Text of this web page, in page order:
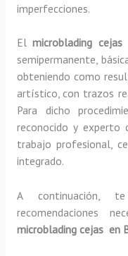
imperfecciones.
Elmicroblading
semipermanente,
obteniendo como
artístico, con trazos
Para dicho
reconocido y experto
trabajo profesional,
integrado.
A continuación,
recomendaciones
microblading cejas en